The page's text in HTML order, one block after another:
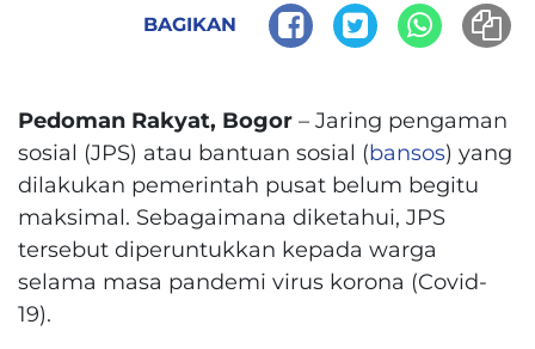
BAGIKAN
Pedoman Rakyat, Bogor – Jaring pengaman
sosial (JPS) atau bantuan sosial (bansos) yang
dilakukan pemerintah pusat belum begitu
maksimal. Sebagaimana diketahui, JPS
tersebut diperuntukkan kepada warga
selama masa pandemi virus korona (Covid-
19).